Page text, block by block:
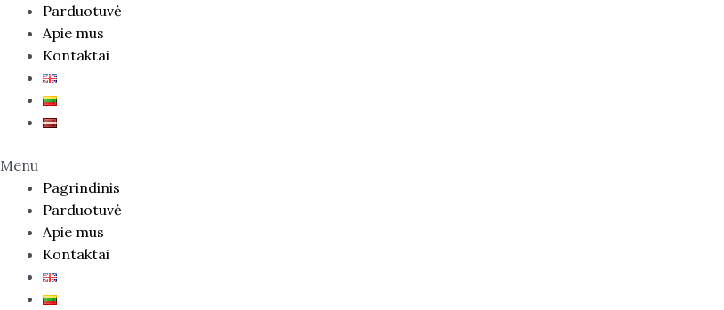
Parduotuvė
Apie mus
Kontaktai
Menu
Pagrindinis
Parduotuvė
Apie mus
Kontaktai